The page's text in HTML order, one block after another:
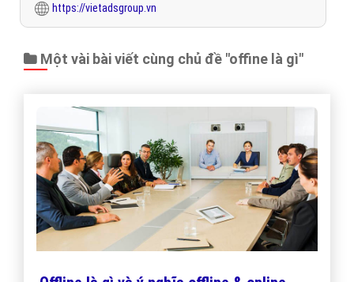
https://vietadsgroup.vn
Một vài bài viết cùng chủ đề "offine là gì"